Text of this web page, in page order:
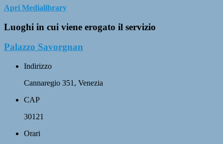
Apri Medialibrary
Luoghi in cui viene erogato il servizio
Palazzo Savorgnan
Indirizzo
Cannaregio 351, Venezia
CAP
30121
Orari